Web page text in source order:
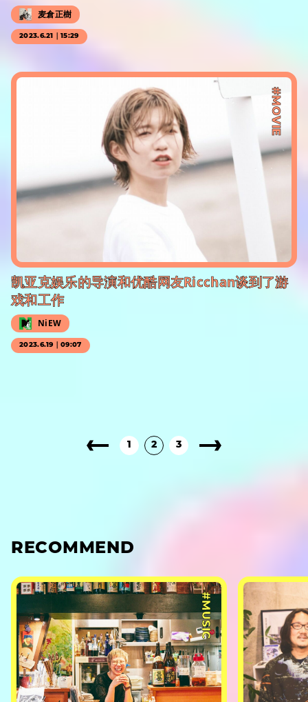
麦倉正樹
2023.6.21｜15:29
#MOVIE
凯亚克娱乐的导演和优酷网友Ricchan谈到了游
戏和工作
NiEW
2023.6.19｜09:07
1 2 3
RECOMMEND
#MUSIC